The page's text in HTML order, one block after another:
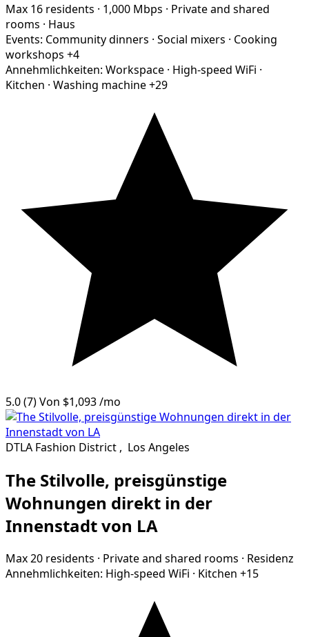
Max 16 residents · 1,000 Mbps · Private and shared
rooms · Haus
Events: Community dinners · Social mixers · Cooking
workshops +4
Annehmlichkeiten: Workspace · High-speed WiFi ·
Kitchen · Washing machine+29
5.0(7)Von $1,093/mo
DTLA Fashion District , Los Angeles
The Stilvolle, preisgünstige
Wohnungen direkt in der
Innenstadt von LA
Max 20 residents · Private and shared rooms · Residenz
Annehmlichkeiten: High-speed WiFi · Kitchen +15